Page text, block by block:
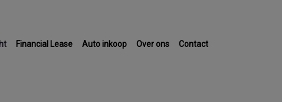
Financial Lease Auto inkoop Over ons Contact